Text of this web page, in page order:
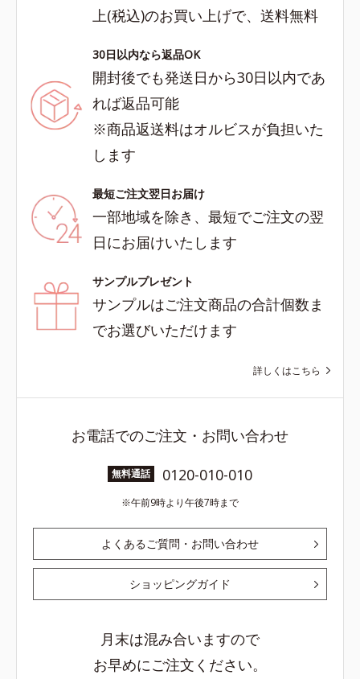
上(税込)のお買い上げで、送料無料
30日以内なら返品OK
開封後でも発送日から30日以内であ
れば返品可能
※商品返送料はオルビスが負担いた
します
最短ご注文翌日お届け
一部地域を除き、最短でご注文の翌
日にお届けいたします
サンプルプレゼント
サンプルはご注文商品の合計個数ま
でお選びいただけます
詳しくはこちら
お電話でのご注文・お問い合わせ
無料通話 0120-010-010
午前9時より午後7時まで
よくあるご質問・お問い合わせ
ショッピングガイド
月末は混み合いますので
お早めにご注文ください。